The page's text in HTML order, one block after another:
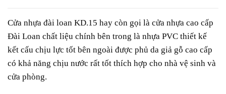
Cửa nhựa đài loan KD.15 hay còn gọi là cửa nhựa cao cấp
Đài Loan chất liệu chính bên trong là nhựa PVC thiết kế
kết cấu chịu lực tốt bên ngoài được phủ da giả gỗ cao cấp
có khả năng chịu nước rất tốt thích hợp cho nhà vệ sinh và
cửa phòng.